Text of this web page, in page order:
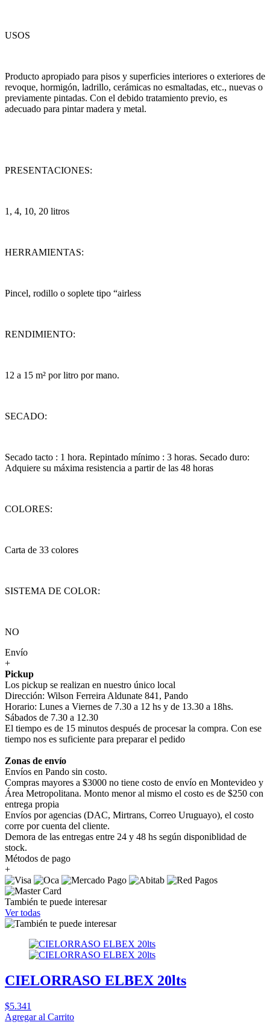
USOS
Producto apropiado para pisos y superficies interiores o exteriores de
revoque, hormigón, ladrillo, cerámicas no esmaltadas, etc., nuevas o
previamente pintadas. Con el debido tratamiento previo, es
adecuado para pintar madera y metal.
PRESENTACIONES:
1, 4, 10, 20 litros
HERRAMIENTAS:
Pincel, rodillo o soplete tipo “airless
RENDIMIENTO:
12 a 15 m² por litro por mano.
SECADO:
Secado tacto : 1 hora. Repintado mínimo : 3 horas. Secado duro:
Adquiere su máxima resistencia a partir de las 48 horas
COLORES:
Carta de 33 colores
SISTEMA DE COLOR:
NO
Envío
+
Pickup
Los pickup se realizan en nuestro único local
Dirección: Wilson Ferreira Aldunate 841, Pando
Horario: Lunes a Viernes de 7.30 a 12 hs y de 13.30 a 18hs.
Sábados de 7.30 a 12.30
El tiempo es de 15 minutos después de procesar la compra. Con ese
tiempo nos es suficiente para preparar el pedido
Zonas de envío
Envíos en Pando sin costo.
Compras mayores a $3000 no tiene costo de envío en Montevideo y
Área Metropolitana. Monto menor al mismo el costo es de $250 con
entrega propia
Envíos por agencias (DAC, Mirtrans, Correo Uruguayo), el costo
corre por cuenta del cliente.
Demora de las entregas entre 24 y 48 hs según disponiblidad de
stock.
Métodos de pago
+
También te puede interesar
Ver todas
CIELORRASO ELBEX 20lts
$5.341
Agregar al Carrito